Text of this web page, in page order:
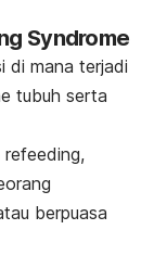
Syndrome
di mana terjadi
tubuh serta
refeeding,
berpuasa